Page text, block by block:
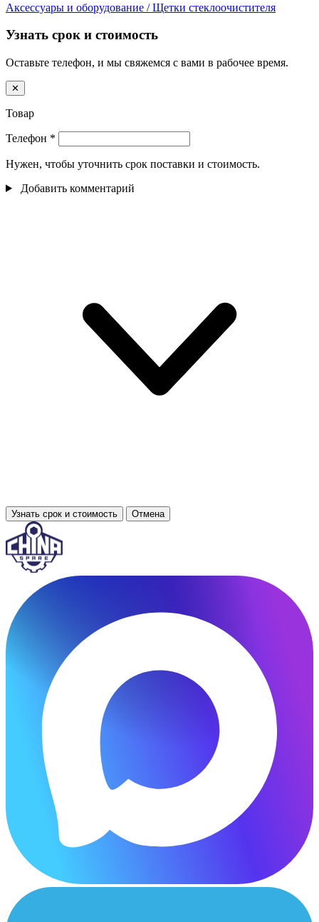
Аксессуары и оборудование / Щетки стеклоочистителя
Узнать срок и стоимость
Оставьте телефон, и мы свяжемся с вами в рабочее время.
✕
Товар
Телефон *
Нужен, чтобы уточнить срок поставки и стоимость.
Добавить комментарий
Узнать срок и стоимость Отмена